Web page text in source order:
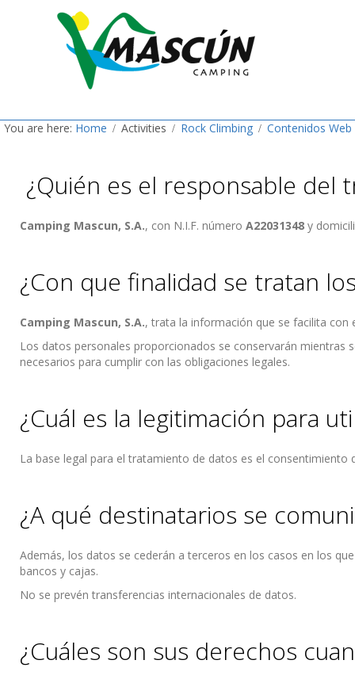
You are here: Home Activities Rock Climbing Contenidos Web
¿Quién es el responsable del
Camping Mascun, S.A., con N.I.F. número A22031348 y
¿Con que finalidad se tratan
Camping Mascun, S.A., trata la información que se facilita con
Los datos personales proporcionados se conservarán mientras
necesarios para cumplir con las obligaciones legales.
¿Cuál es la legitimación para
La base legal para el tratamiento de datos es el
¿A qué destinatarios se
Además, los datos se cederán a terceros en los casos en los
bancos y cajas.
No se prevén transferencias internacionales de datos.
¿Cuáles son sus derechos